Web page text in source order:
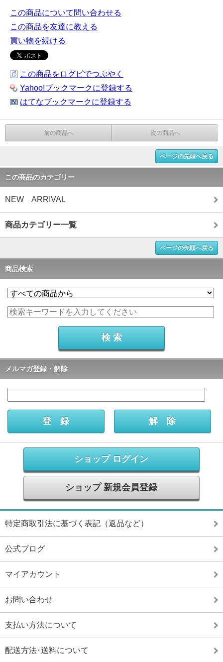
この商品について問い合わせる
この商品を友達に教える
買い物を続ける
この商品をログピでつぶやく
Yahoo!ブックマークに登録する
はてなブックマークに登録する
前の商品へ 次の商品へ
ページの先頭へ戻る
この商品のカテゴリー
NEW ARRIVAL
商品カテゴリー一覧
ページの先頭へ戻る
商品検索
メルマガ登録・解除
ショップ ログイン
ショップ 新規会員登録
特定商取引法に基づく表記（返品など）
公式ブログ
マイアカウント
お問い合わせ
支払い方法について
配送方法･送料について